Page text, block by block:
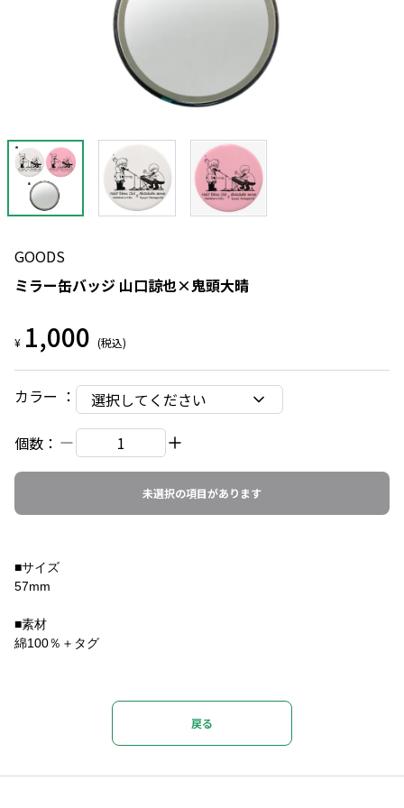
GOODS
ミラー缶バッジ 山口諒也×鬼頭大晴
¥ 1,000 (税込)
カラー ：
選択してください
個数：
未選択の項目があります
■サイズ
57mm
■素材
綿100％＋タグ
戻る